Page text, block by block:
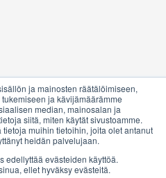
ja mainosten räätälöimiseen,
ja kävijämäärämme
median, mainosalan ja
siitä, miten käytät sivustoamme.
muihin tietoihin, joita olet antanut
heidän palvelujaan.
edellyttää evästeiden käyttöä.
ellet hyväksy evästeitä.